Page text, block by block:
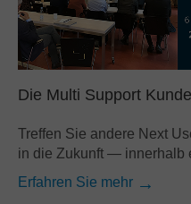
Die Multi Support
Treffen Sie andere Next
in die Zukunft — innerhalb
Erfahren Sie mehr